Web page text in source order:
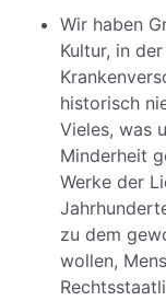
Wir haben
Kultur, in
historisch
Vieles, was
Minderheit
Werke der
zu dem
wollen,